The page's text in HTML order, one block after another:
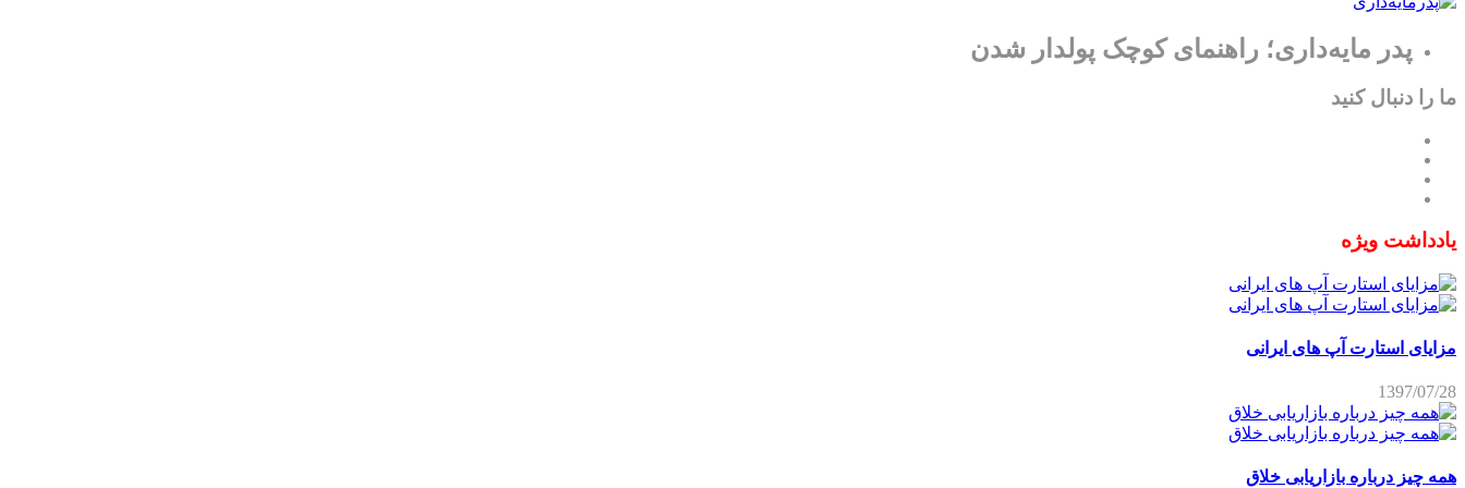
پدر مایه‌داری؛ راهنمای کوچک پولدار شدن
ما را دنبال کنید
یادداشت ویژه
مزایای استارت آپ های ایرانی
1397/07/28
همه چیز درباره بازاریابی خلاق